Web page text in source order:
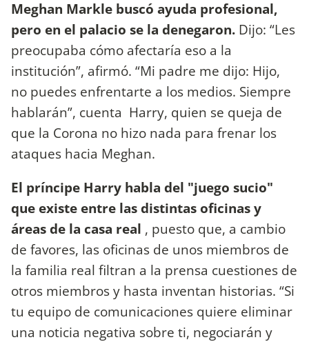
Meghan Markle buscó ayuda profesional,
pero en el palacio se la denegaron. Dijo: “Les
preocupaba cómo afectaría eso a la
institución”, afirmó. “Mi padre me dijo: Hijo,
no puedes enfrentarte a los medios. Siempre
hablarán”, cuenta Harry, quien se queja de
que la Corona no hizo nada para frenar los
ataques hacia Meghan.
El príncipe Harry habla del "juego sucio"
que existe entre las distintas oficinas y
áreas de la casa real , puesto que, a cambio
de favores, las oficinas de unos miembros de
la familia real filtran a la prensa cuestiones de
otros miembros y hasta inventan historias. “Si
tu equipo de comunicaciones quiere eliminar
una noticia negativa sobre ti, negociarán y